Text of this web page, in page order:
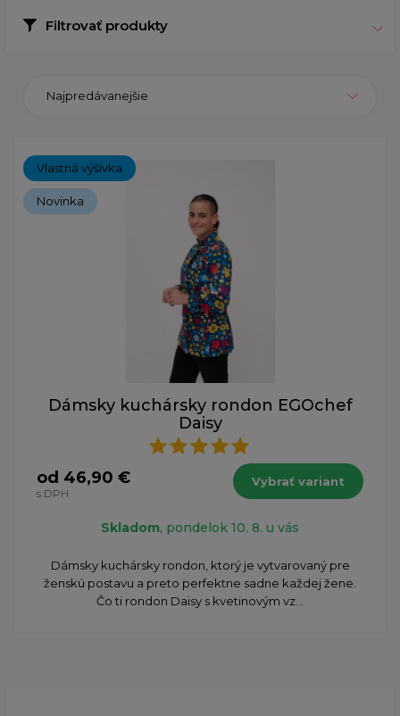
Filtrovať produkty
Najpredávanejšie
Vlastná výšivka
Novinka
Dámsky kuchársky rondon EGOchef
Daisy
od 46,90 €
s DPH
Vybrať variant
Skladom, pondelok 10. 8. u vás
Dámsky kuchársky rondon, ktorý je vytvarovaný pre
ženskú postavu a preto perfektne sadne každej žene.
Čo ti rondon Daisy s kvetinovým vz...